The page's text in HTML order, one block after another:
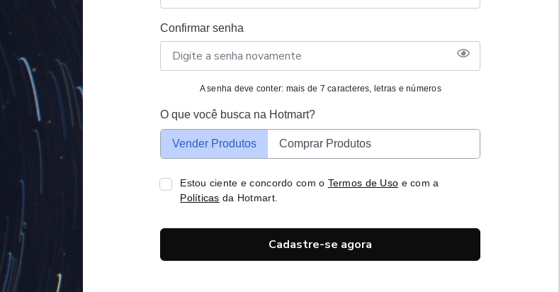
Confirmar senha
A senha deve conter: mais de 7 caracteres, letras e números
O que você busca na Hotmart?
Vender Produtos Comprar Produtos
Estou ciente e concordo com o Termos de Uso e com a
Políticas da Hotmart.
Cadastre-se agora